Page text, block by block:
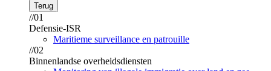
Terug
//01
Defensie-ISR
Maritieme surveillance en patrouille
//02
Binnenlandse overheidsdiensten